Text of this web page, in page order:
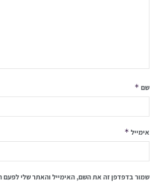
שם *
אימייל *
שמור בדפדפן זה את השם, האימייל והאתר שלי לפעם